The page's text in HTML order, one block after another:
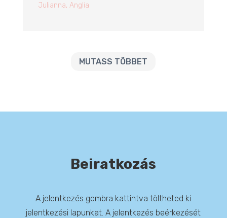
Julianna, Anglia
MUTASS TÖBBET
Beiratkozás
A jelentkezés gombra kattintva töltheted ki
jelentkezési lapunkat. A jelentkezés beérkezését